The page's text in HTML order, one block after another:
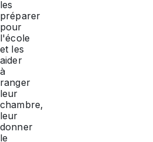
les
préparer
pour
l'école
et les
aider
à
ranger
leur
chambre,
leur
donner
le